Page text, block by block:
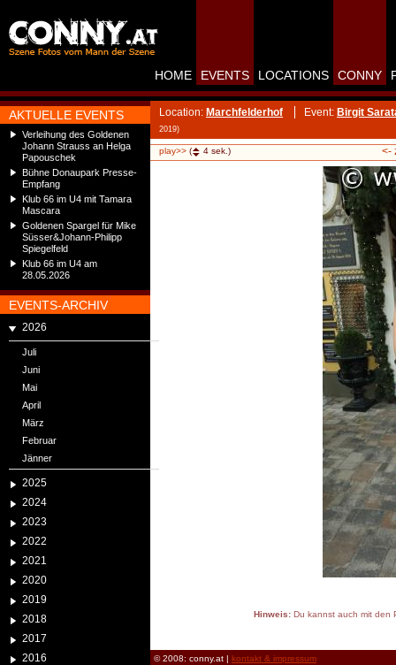
AKTUELLE EVENTS
Verleihung des Goldenen
Johann Strauss an Helga
Papouschek
Bühne Donaupark Presse-
Empfang
Klub 66 im U4 mit Tamara
Mascara
Goldenen Spargel für Mike
Süsser&Johann-Philipp
Spiegelfeld
Klub 66 im U4 am
28.05.2026
EVENTS-ARCHIV
2026
Juli
Juni
Mai
April
März
Februar
Jänner
2025
2024
2023
2022
2021
2020
2019
2018
2017
2016
HOME EVENTS LOCATIONS CONNY
Location: Marchfelderhof Event: Birgit
2019)
play>> ( 4 sek.) <-
Hinweis:Du kannst auch mit den
© 2008: conny.at | kontakt & impressum